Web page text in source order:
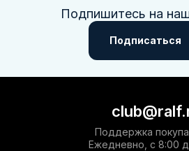
Подпишитесь на
Подписаться
Поддержка
Ежедневно, с 8:00